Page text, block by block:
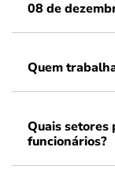
08 de
Quem
Quais setores
funcionários?